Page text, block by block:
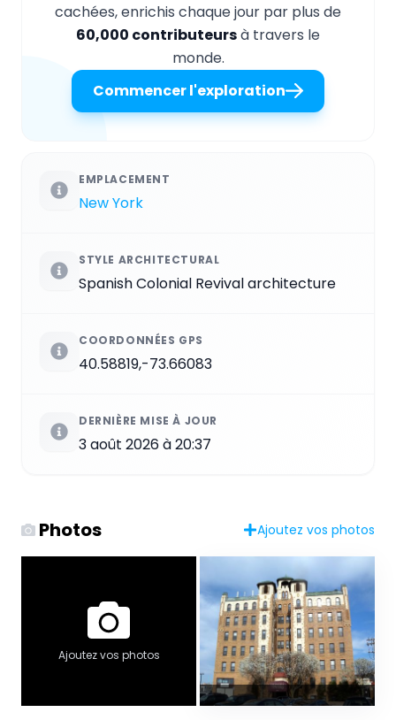
cachées, enrichis chaque jour par plus de
60,000 contributeursà travers le
monde.
Commencer l'exploration
EMPLACEMENT
New York
STYLE ARCHITECTURAL
Spanish Colonial Revival architecture
COORDONNÉES GPS
40.58819,-73.66083
DERNIÈRE MISE À JOUR
3 août 2026 à 20:37
Photos Ajoutez vos photos
Ajoutez vos photos